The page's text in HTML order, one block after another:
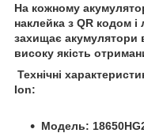
На кожному
наклейка з QR кодом
захищає акумулятори
високу якість
Технічні
Ion:
Модель: